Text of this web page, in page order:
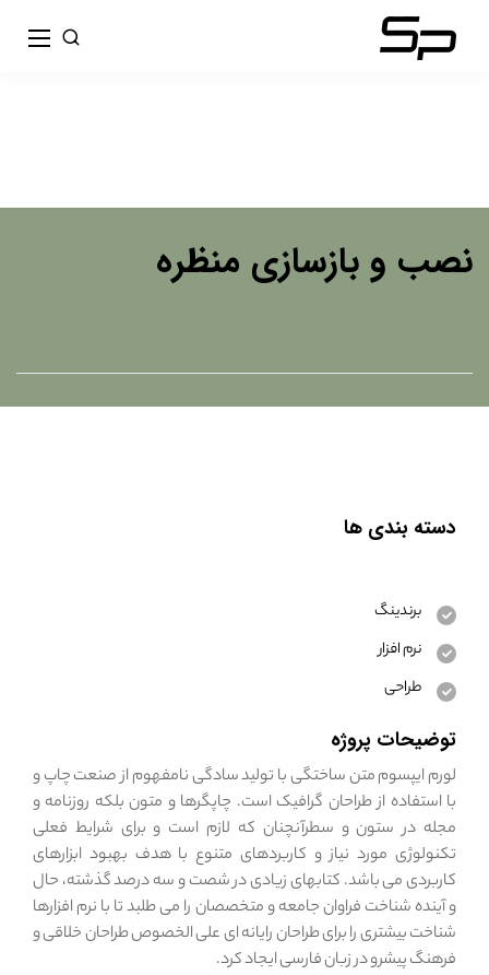
نصب و بازسازی منظره
دسته بندی ها
برندینگ
نرم افزار
طراحی
توضیحات پروژه
لورم ایپسوم متن ساختگی با تولید سادگی نامفهوم از صنعت چاپ و
با استفاده از طراحان گرافیک است. چاپگرها و متون بلکه روزنامه و
مجله در ستون و سطرآنچنان که لازم است و برای شرایط فعلی
تکنولوژی مورد نیاز و کاربردهای متنوع با هدف بهبود ابزارهای
کاربردی می باشد. کتابهای زیادی در شصت و سه درصد گذشته، حال
و آینده شناخت فراوان جامعه و متخصصان را می طلبد تا با نرم افزارها
شناخت بیشتری را برای طراحان رایانه ای علی الخصوص طراحان خلاقی و
فرهنگ پیشرو در زبان فارسی ایجاد کرد.